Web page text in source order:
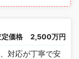
定価格 2,500万円
対応が丁寧で安